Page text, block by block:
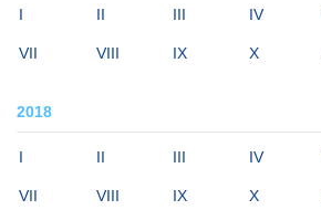
I II III IV
VII VIII IX X
2018
I II III IV
VII VIII IX X